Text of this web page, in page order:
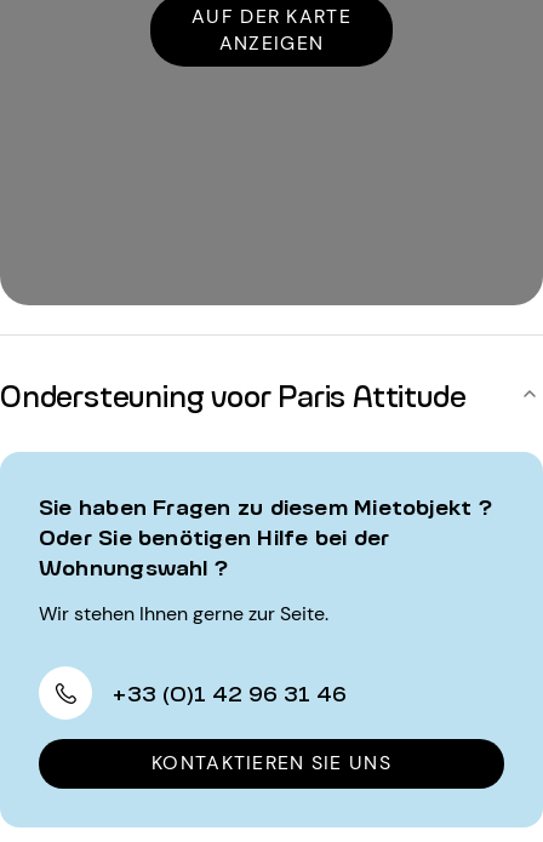
AUF DER KARTE
ANZEIGEN
Ondersteuning voor Paris Attitude
Sie haben Fragen zu diesem Mietobjekt ?
Oder Sie benötigen Hilfe bei der
Wohnungswahl ?
Wir stehen Ihnen gerne zur Seite.
+33 (0)1 42 96 31 46
KONTAKTIEREN SIE UNS